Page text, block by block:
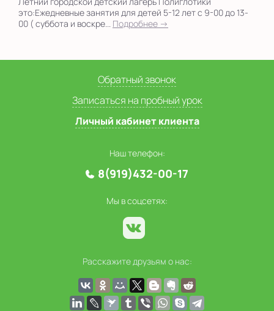
это:Ежедневные занятия для детей 5-12 лет с 9-00 до 13-
00 ( суббота и воскре... Подробнее →
Обратный звонок
Записаться на пробный урок
Личный кабинет клиента
Наш телефон:
8(919)432-00-17
Мы в соцсетях:
Расскажите друзьям о нас: